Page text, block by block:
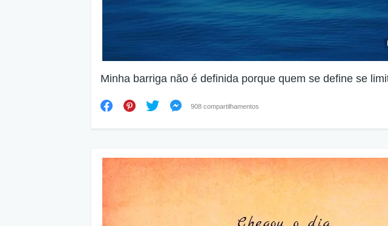
Minha barriga não é definida porque quem se define se
908 compartilhamentos